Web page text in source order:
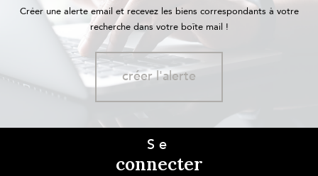
Créer une alerte email et recevez les biens correspondants à votre
recherche dans votre boîte mail !
créer l'alerte
Se
connecter